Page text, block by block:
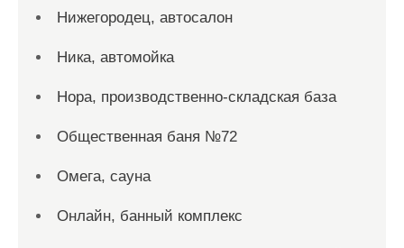
Нижегородец, автосалон
Ника, автомойка
Нора, производственно-складская база
Общественная баня №72
Омега, сауна
Онлайн, банный комплекс